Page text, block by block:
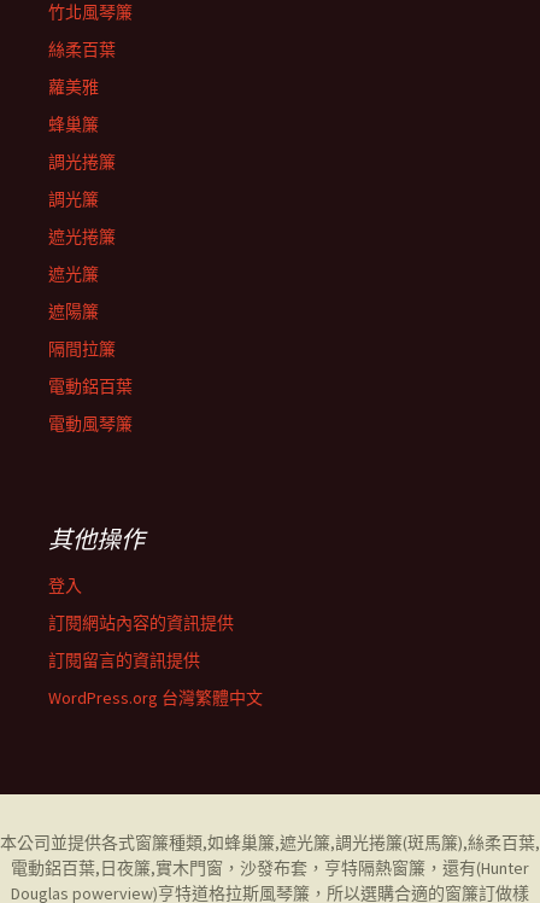
竹北風琴簾
絲柔百葉
蘿美雅
蜂巢簾
調光捲簾
調光簾
遮光捲簾
遮光簾
遮陽簾
隔間拉簾
電動鋁百葉
電動風琴簾
其他操作
登入
訂閱網站內容的資訊提供
訂閱留言的資訊提供
WordPress.org 台灣繁體中文
本公司並提供各式窗簾種類,如蜂巢簾,遮光簾,調光捲簾(斑馬簾),絲柔百葉,
電動鋁百葉,日夜簾,實木門窗， 沙發布套 ， 亨特隔熱窗簾 ，還有(Hunter
Douglas powerview)亨特道格拉斯風琴簾 ，所以選購合適的窗簾訂做樣